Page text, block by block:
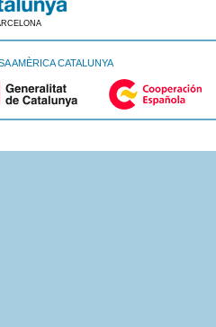
AMÈRICA CATALUNYA